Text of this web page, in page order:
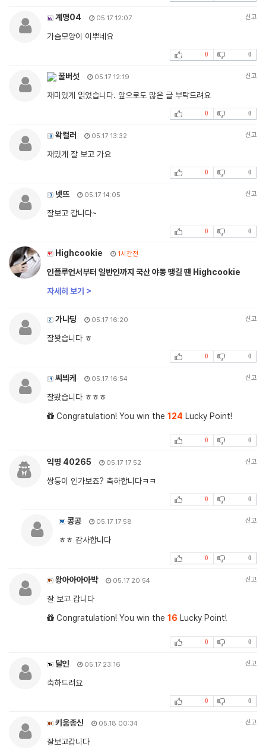
계명04 05.17 12:07 신고
가슴모양이 이뿌네요
0 0
꿀버섯 05.17 12:19 신고
재미있게 읽었습니다. 앞으로도 많은 글 부탁드려요
0 0
왁컬러 05.17 13:32 신고
재밌게 잘 보고 가요
0 0
넷뜨 05.17 14:05 신고
잘보고 갑니다~
0 0
Highcookie 1시간전
인플루언서부터 일반인까지 국산 야동 땡길 땐 Highcookie
자세히 보기 >
가나딩 05.17 16:20 신고
잘봣습니다 ㅎ
0 0
씨븨케 05.17 16:54 신고
잘봤습니다 ㅎㅎㅎ
Congratulation! You win the 124 Lucky Point!
0 0
익명 40265 05.17 17:52 신고
쌍둥이 인가보죠? 축하합니다ㅋㅋ
0 0
콩공 05.17 17:58 신고
ㅎㅎ 감사합니다
0 0
왕아아아아박 05.17 20:54 신고
잘 보고 갑니다
Congratulation! You win the 16 Lucky Point!
0 0
달인 05.17 23:16 신고
축하드려요
0 0
키움종신 05.18 00:34 신고
잘보고갑니다